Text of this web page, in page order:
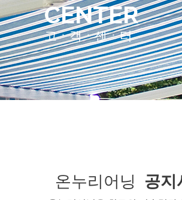
CENTER
고ㆍ객ㆍ센ㆍ터
온누리어닝 공지